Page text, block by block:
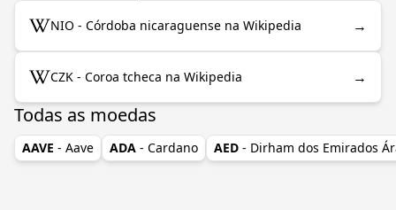
NIO - Córdoba nicaraguense na Wikipedia →
CZK - Coroa tcheca na Wikipedia →
Todas as moedas
AAVE - Aave ADA - Cardano AED - Dirham dos Emirados